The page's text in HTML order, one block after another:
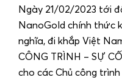
Ngày 21/02/2023 tới
NanoGold chính thức
nghĩa, đi khắp Việt
CÔNG TRÌNH – SỰ
cho các Chủ công